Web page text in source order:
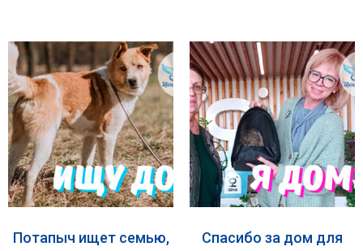
Потапыч ищет семью,
Спасибо за дом для